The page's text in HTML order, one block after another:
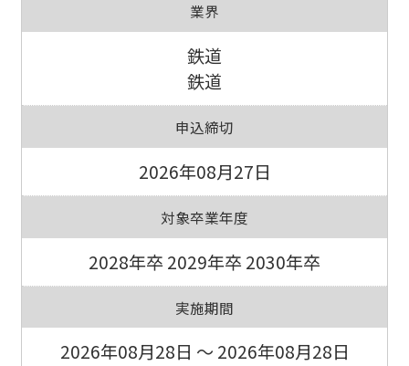
業界
鉄道
鉄道
申込締切
2026年08月27日
対象卒業年度
2028年卒 2029年卒 2030年卒
実施期間
2026年08月28日 ～ 2026年08月28日